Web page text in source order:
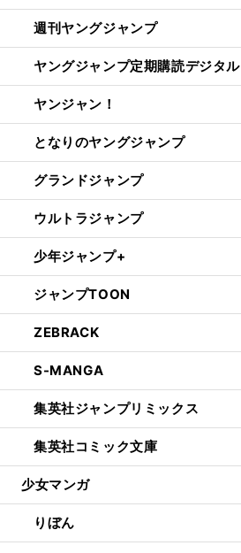
週刊ヤングジャンプ
ヤングジャンプ定期購読デジタル
ヤンジャン！
となりのヤングジャンプ
グランドジャンプ
ウルトラジャンプ
少年ジャンプ+
ジャンプTOON
ZEBRACK
S-MANGA
集英社ジャンプリミックス
集英社コミック文庫
少女マンガ
りぼん